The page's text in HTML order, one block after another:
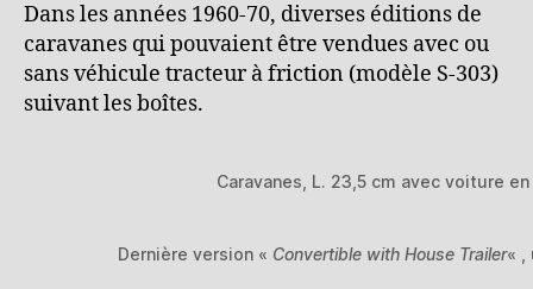
Dans les années 1960-70, diverses éditions de
caravanes qui pouvaient être vendues avec ou
sans véhicule tracteur à friction (modèle S-303)
suivant les boîtes.
Caravanes, L. 23,5 cm avec voiture
Dernière version « Convertible with House Trailer« ,